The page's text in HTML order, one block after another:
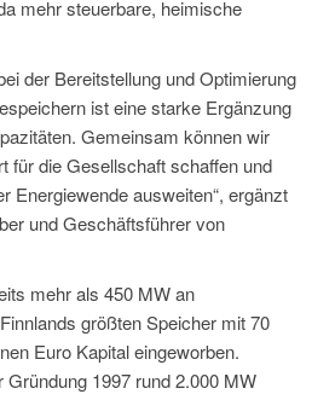
mehr steuerbare, heimische
der Bereitstellung und Optimierung
ist eine starke Ergänzung
Gemeinsam können wir
für die Gesellschaft schaffen und
Energiewende ausweiten“, ergänzt
und Geschäftsführer von
mehr als 450 MW an
größten Speicher mit 70
Euro Kapital eingeworben.
Gründung 1997 rund 2.000 MW